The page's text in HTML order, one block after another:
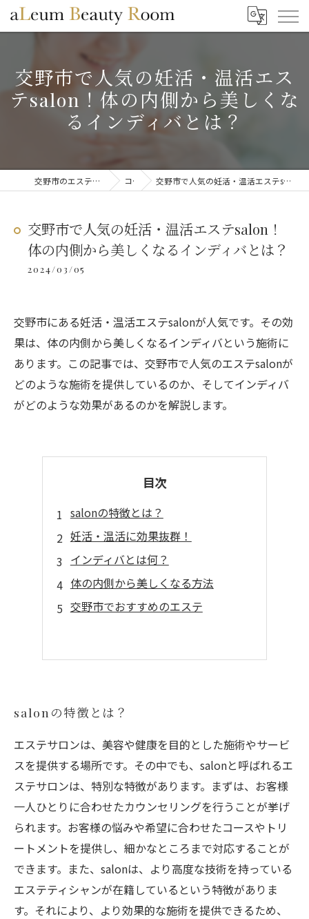
交野市で人気の妊活・温活エス
テsalon！体の内側から美しくな
るインディバとは？
交野市のエステならaLeum Beauty Room コラム 交野市で人気の妊活・温活エステsalon！体の内側から美しくなるインディバとは？
交野市で人気の妊活・温活エステsalon！
体の内側から美しくなるインディバとは？
2024/03/05
交野市にある妊活・温活エステsalonが人気です。その効
果は、体の内側から美しくなるインディバという施術に
あります。この記事では、交野市で人気のエステsalonが
どのような施術を提供しているのか、そしてインディバ
がどのような効果があるのかを解説します。
目次
salonの特徴とは？
妊活・温活に効果抜群！
インディバとは何？
体の内側から美しくなる方法
交野市でおすすめのエステ
salonの特徴とは？
エステサロンは、美容や健康を目的とした施術やサービ
スを提供する場所です。その中でも、salonと呼ばれるエ
ステサロンは、特別な特徴があります。まずは、お客様
一人ひとりに合わせたカウンセリングを行うことが挙げ
られます。お客様の悩みや希望に合わせたコースやトリ
ートメントを提供し、細かなところまで対応することが
できます。また、salonは、より高度な技術を持っている
エステティシャンが在籍しているという特徴がありま
す。それにより、より効果的な施術を提供できるため、